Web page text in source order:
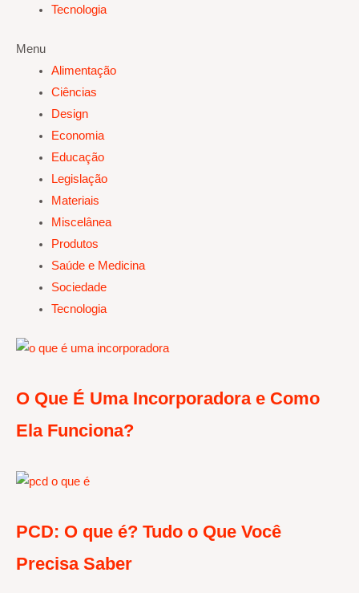
Tecnologia
Menu
Alimentação
Ciências
Design
Economia
Educação
Legislação
Materiais
Miscelânea
Produtos
Saúde e Medicina
Sociedade
Tecnologia
O Que É Uma Incorporadora e Como
Ela Funciona?
PCD: O que é? Tudo o Que Você
Precisa Saber